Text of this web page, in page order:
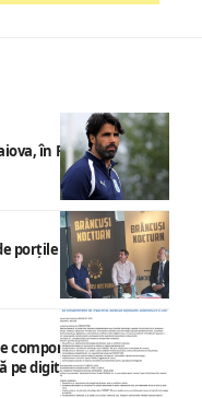
în Finlanda
porțile la Târgu Jiu
componente ale
pe digitalizare,